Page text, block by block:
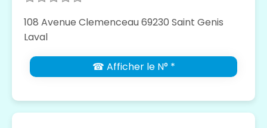
108 Avenue Clemenceau 69230 Saint Genis
Laval
☎ Afficher le N° *